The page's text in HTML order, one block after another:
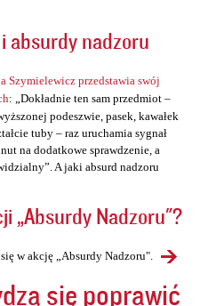
absurdy nadzoru
Szymielewicz przedstawia swój
: „Dokładnie ten sam przedmiot –
podeszwie, pasek, kawałek
tuby – raz uruchamia sygnał
na dodatkowe sprawdzenie, a
A jaki absurd nadzoru
„Absurdy Nadzoru"?
w akcję „Absurdy Nadzoru".
się poprawić